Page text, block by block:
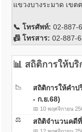
แขวงบางระมาด เขต
📞 โทรศัพท์: 02-887-
📠 โทรสาร: 02-887-
📊 สถิติการให้บ
📉
สถิติการให้คำ
- ก.ย.68)
📅 10 พฤศจิกายน
⚖️ สถิติจำนวนคดี